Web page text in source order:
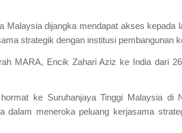
dijangka mendapat akses kepada
strategik dengan institusi pembangunan
MARA, Encik Zahari Aziz ke India dari
ke Suruhanjaya Tinggi Malaysia
meneroka peluang kerjasama